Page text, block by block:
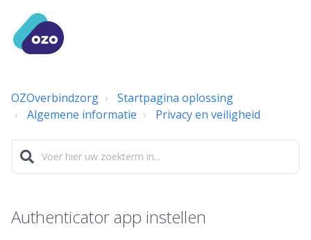
OZOverbindzorg
Startpagina oplossing
Algemene informatie
Privacy en veiligheid
Authenticator app instellen